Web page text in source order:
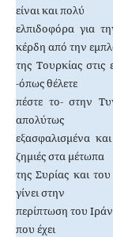
είναι και πολύ
ελπιδοφόρα για
κέρδη από την
της Τουρκίας στις
-όπως θέλετε
πέστε το- στην
απολύτως
εξασφαλισμένα
ζημιές στα μέτωπα
της Συρίας και
γίνει στην
περίπτωση του
που έχει